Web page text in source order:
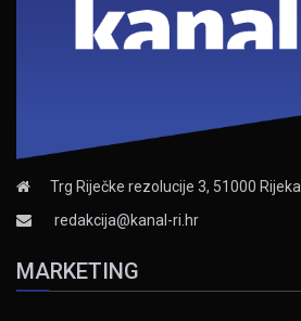
Trg Riječke rezolucije 3, 51000 Rijeka
redakcija@kanal-ri.hr
MARKETING